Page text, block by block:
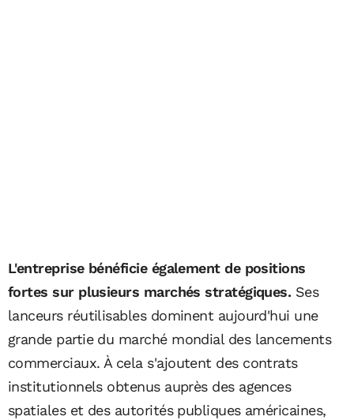
L'entreprise bénéficie également de positions
fortes sur plusieurs marchés stratégiques. Ses
lanceurs réutilisables dominent aujourd'hui une
grande partie du marché mondial des lancements
commerciaux. À cela s'ajoutent des contrats
institutionnels obtenus auprès des agences
spatiales et des autorités publiques américaines,